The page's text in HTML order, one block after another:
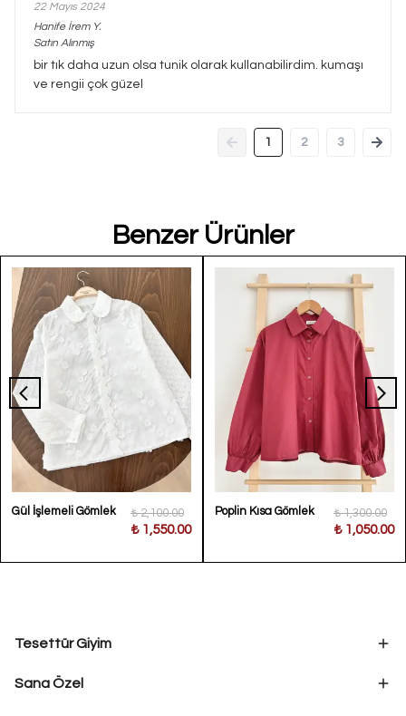
22 Mayıs 2024
Hanife İrem Y.
Satın Alınmış
bir tık daha uzun olsa tunik olarak kullanabilirdim. kumaşı
ve rengii çok güzel
1 2 3
Benzer Ürünler
Gül İşlemeli Gömlek ₺ 2,100.00
₺ 1,550.00
Poplin Kısa Gömlek ₺ 1,300.00
₺ 1,050.00
Tesettür Giyim
Sana Özel